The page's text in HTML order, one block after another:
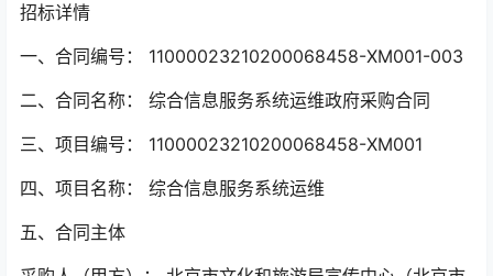
招标详情
一、合同编号： 11000023210200068458-XM001-003
二、合同名称： 综合信息服务系统运维政府采购合同
三、项目编号： 11000023210200068458-XM001
四、项目名称： 综合信息服务系统运维
五、合同主体